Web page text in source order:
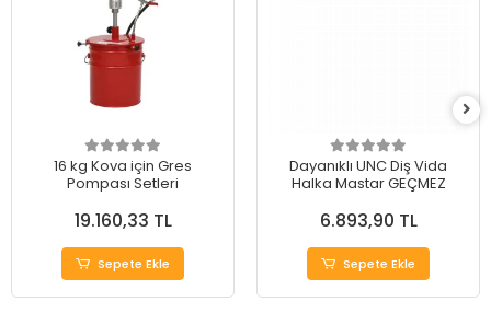
16 kg Kova için Gres
Pompası Setleri
19.160,33 TL
Sepete Ekle
Dayanıklı UNC Diş Vida
Halka Mastar GEÇMEZ
6.893,90 TL
Sepete Ekle